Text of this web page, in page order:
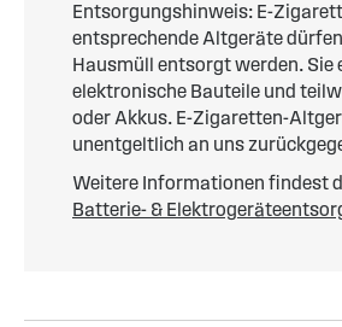
Entsorgungshinweis: E-
entsprechende Altgeräte
Hausmüll entsorgt werden. Sie
elektronische Bauteile und
oder Akkus. E-Zigaretten-
unentgeltlich an uns
Weitere Informationen findest
Batterie- &